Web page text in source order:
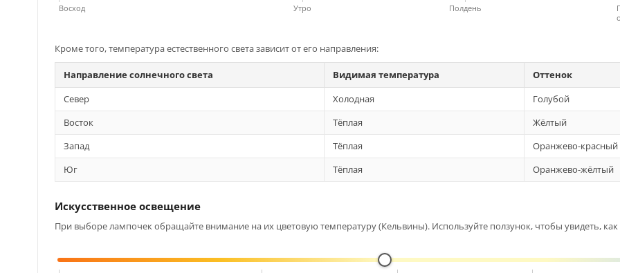
Восход Утро Полдень
Кроме того, температура естественного света зависит от его направления:
Направление солнечного света Видимая температура
Оттенок
Север
Холодная
Голубой
Восток
Тёплая
Жёлтый
Запад
Тёплая
Оранжево-красный
Юг
Тёплая Оранжево-жёлтый
Искусственное освещение
При выборе лампочек обращайте внимание на их цветовую температуру (Кельвины). Используйте ползунок, чтобы увидеть,
4000K